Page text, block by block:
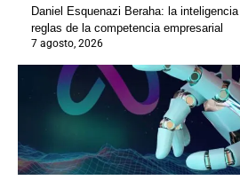
Daniel Esquenazi Beraha: la
reglas de la competencia empresarial
7 agosto, 2026